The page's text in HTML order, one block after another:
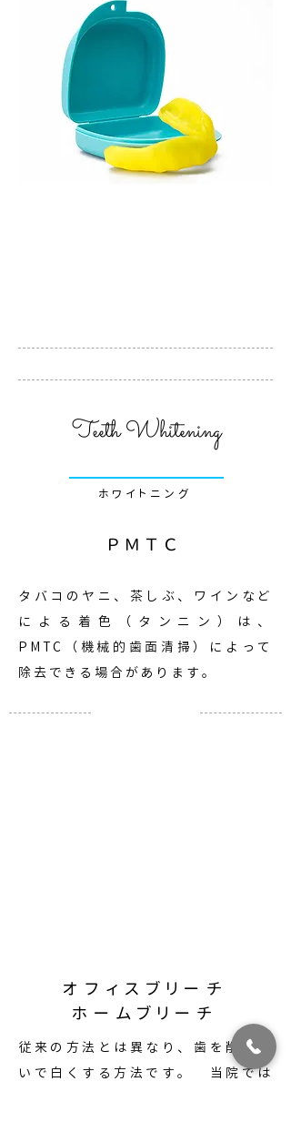
Teeth Whitening
ホワイトニング
ＰＭＴＣ
タバコのヤニ、茶しぶ、ワインなど
による着色（タンニン）は、
PMTC（機械的歯面清掃）によって
除去できる場合があります。
オフィスブリーチ
ホームブリーチ
従来の方法とは異なり、歯を削らな
いで白くする方法です。 当院では